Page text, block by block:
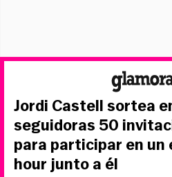
Jordi Castell sortea
seguidoras 50
para participar en un
hour junto a él